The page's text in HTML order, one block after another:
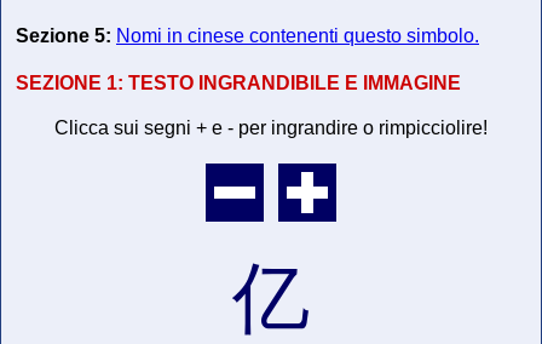
Sezione 5: Nomi in cinese contenenti questo simbolo.
SEZIONE 1: TESTO INGRANDIBILE E IMMAGINE
Clicca sui segni + e - per ingrandire o rimpicciolire!
亿